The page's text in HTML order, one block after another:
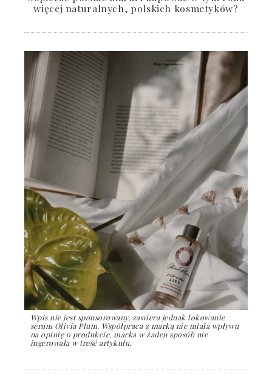
więcej naturalnych, polskich kosmetyków?
Wpis nie jest sponsorowany, zawiera jednak lokowanie
serum Olivia Plum. Współpraca z marką nie miała wpływu
na opinię o produkcie, marka w żaden sposób nie
ingerowała w treść artykułu.